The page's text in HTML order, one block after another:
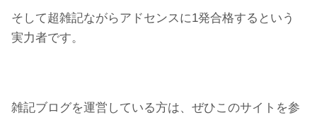
そして超雑記ながらアドセンスに1発合格するという
実力者です。
雑記ブログを運営している方は、ぜひこのサイトを参